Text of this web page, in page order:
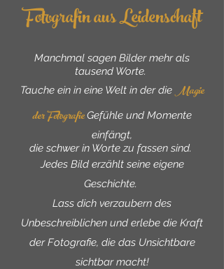
Fotografin aus Leidenschaft
Manchmal sagen Bilder mehr als
tausend Worte.
Tauche ein in eine Welt in der die Magie
der FotografieGefühle und Momente
einfängt,
die schwer in Worte zu fassen sind.
Jedes Bild erzählt seine eigene
Geschichte.
Lass dich verzaubern des
Unbeschreiblichen und erlebe die Kraft
der Fotografie, die das Unsichtbare
sichtbar macht!